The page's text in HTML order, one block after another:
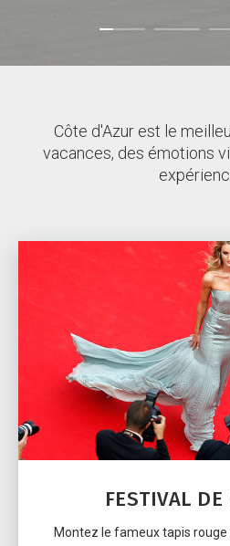
Côte d'Azur est le
vacances, des émotions
FESTIVAL DE
Montez le fameux tapis rouge